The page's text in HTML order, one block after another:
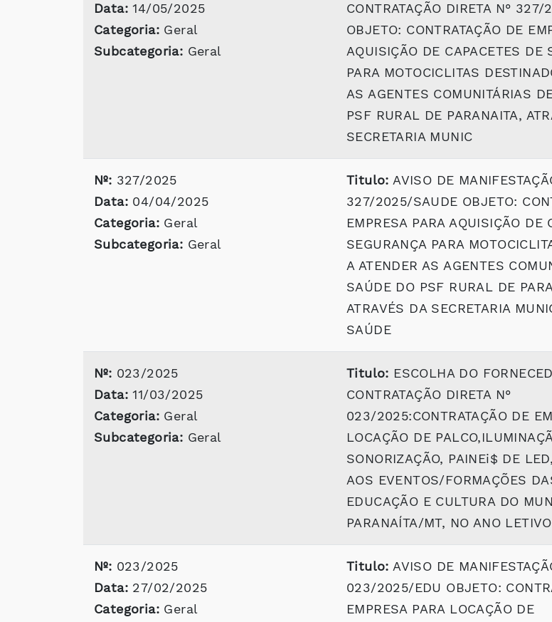
Data: 14/05/2025
Categoria: Geral
Subcategoria: Geral
CONTRATAÇÃO DIRETA N° 327/
OBJETO: CONTRATAÇÃO DE
AQUISIÇÃO DE CAPACETES DE
PARA MOTOCICLITAS
AS AGENTES COMUNITÁRIAS
PSF RURAL DE PARANAITA,
SECRETARIA MUNIC
Nº: 327/2025
Data: 04/04/2025
Categoria: Geral
Subcategoria: Geral
Titulo: AVISO DE
327/2025/SAUDE OBJETO:
EMPRESA PARA AQUISIÇÃO DE
SEGURANÇA PARA
A ATENDER AS AGENTES
SAÚDE DO PSF RURAL DE
ATRAVÉS DA SECRETARIA
SAÚDE
Nº: 023/2025
Data: 11/03/2025
Categoria: Geral
Subcategoria: Geral
Titulo: ESCOLHA DO
CONTRATAÇÃO DIRETA N°
023/2025:CONTRATAÇÃO DE
LOCAÇÃO DE
SONORIZAÇÃO, PAINEi$ DE
AOS EVENTOS/FORMAÇÕES
EDUCAÇÃO E CULTURA DO
PARANAÍTA/MT, NO ANO
Nº: 023/2025
Data: 27/02/2025
Categoria: Geral
Titulo: AVISO DE
023/2025/EDU OBJETO:
EMPRESA PARA LOCAÇÃO DE